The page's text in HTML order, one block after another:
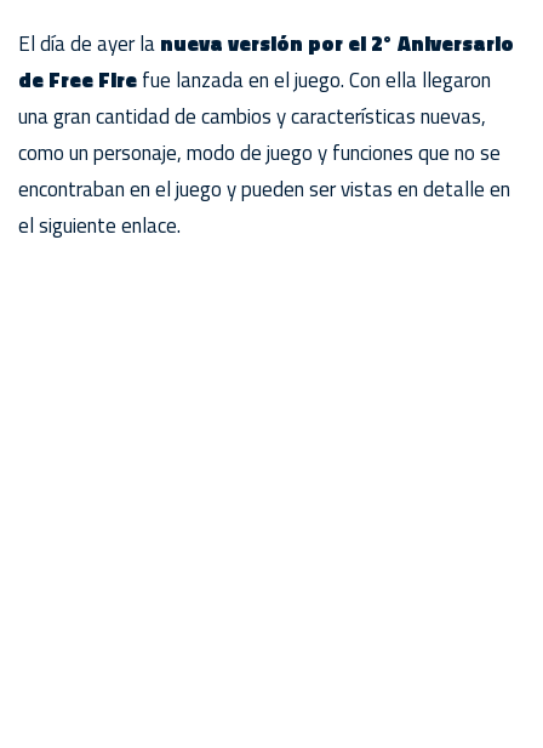
El día de ayer lanueva versión por el 2° Aniversario
de Free Firefue lanzada en el juego. Con ella llegaron
una gran cantidad de cambios y características nuevas,
como un personaje, modo de juego y funciones que no se
encontraban en el juego y pueden ser vistas en detalle en
el siguiente enlace.